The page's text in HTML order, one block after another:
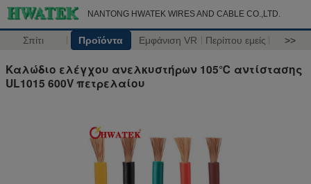
NANTONG HWATEK WIRES AND CABLE CO.,LTD.
Σπίτι Προϊόντα Εμφάνιση VR Περίπου εμείς >>
Καλώδιο ελέγχου ανελκυστήρων 105℃ αντίστασης
UL1015 600V πετρελαίου